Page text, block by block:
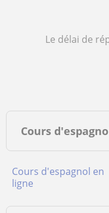
Le délai de
Cours
Cours d'espagnol en
ligne